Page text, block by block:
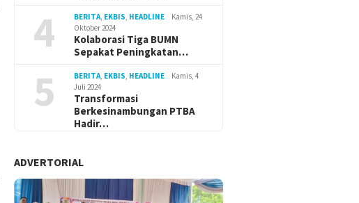
4 BERITA, EKBIS, HEADLINE
Kamis, 24
Oktober 2024
Kolaborasi Tiga BUMN
Sepakat Peningkatan…
5 BERITA, EKBIS, HEADLINE
Kamis, 4
Juli 2024
Transformasi
Berkesinambungan PTBA
Hadir…
ADVERTORIAL